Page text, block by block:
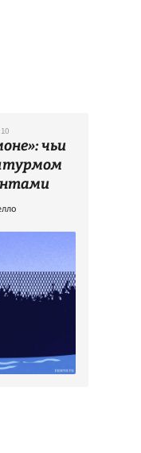
чьи